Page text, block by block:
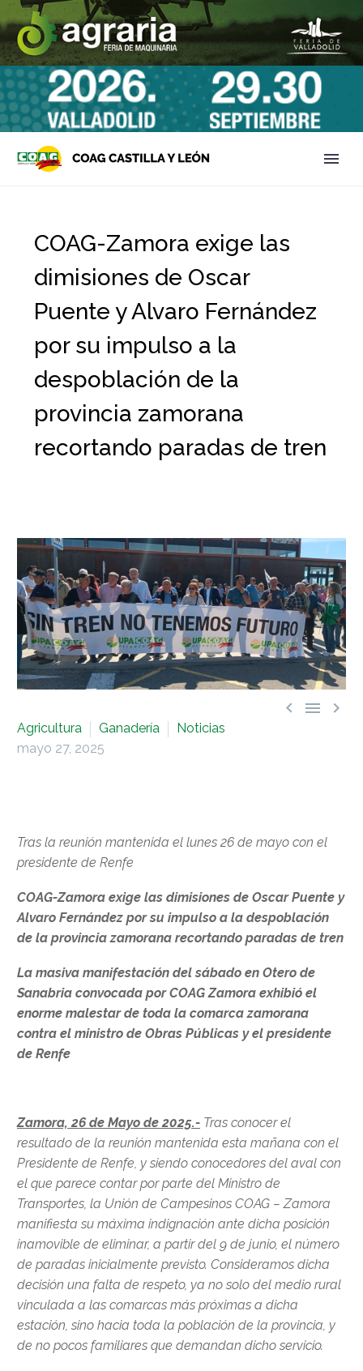
COAG-Zamora exige las
dimisiones de Oscar
Puente y Alvaro Fernández
por su impulso a la
despoblación de la
provincia zamorana
recortando paradas de tren
  
Agricultura Ganadería
Noticias
mayo 27, 2025
Tras la reunión mantenida el lunes 26 de mayo con el
presidente de Renfe
COAG-Zamora exige las dimisiones de Oscar Puente y
Alvaro Fernández por su impulso a la despoblación
de la provincia zamorana recortando paradas de tren
La masiva manifestación del sábado en Otero de
Sanabria convocada por COAG Zamora exhibió el
enorme malestar de toda la comarca zamorana
contra el ministro de Obras Públicas y el presidente
de Renfe
Zamora, 26 de Mayo de 2025.- Tras conocer el
resultado de la reunión mantenida esta mañana con el
Presidente de Renfe, y siendo conocedores del aval con
el que parece contar por parte del Ministro de
Transportes, la Unión de Campesinos COAG – Zamora
manifiesta su máxima indignación ante dicha posición
inamovible de eliminar, a partir del 9 de junio, el número
de paradas inicialmente previsto. Consideramos dicha
decisión una falta de respeto, ya no solo del medio rural
vinculada a las comarcas más próximas a dicha
estación, sino hacia toda la población de la provincia, y
de no pocos familiares que demandan dicho servicio.